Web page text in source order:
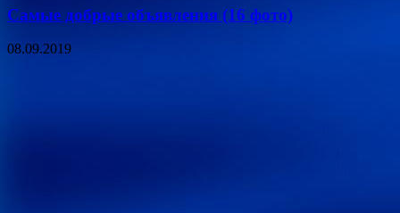
Самые добрые объявления (16 фото)
08.09.2019